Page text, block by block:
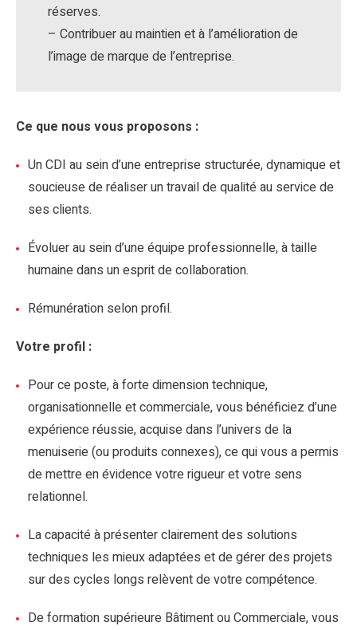
réserves.
– Contribuer au maintien et à l’amélioration de
l’image de marque de l’entreprise.
Ce que nous vous proposons :
Un CDI au sein d’une entreprise structurée, dynamique et
soucieuse de réaliser un travail de qualité au service de
ses clients.
Évoluer au sein d’une équipe professionnelle, à taille
humaine dans un esprit de collaboration.
Rémunération selon profil.
Votre profil :
Pour ce poste, à forte dimension technique,
organisationnelle et commerciale, vous bénéficiez d’une
expérience réussie, acquise dans l’univers de la
menuiserie (ou produits connexes), ce qui vous a permis
de mettre en évidence votre rigueur et votre sens
relationnel.
La capacité à présenter clairement des solutions
techniques les mieux adaptées et de gérer des projets
sur des cycles longs relèvent de votre compétence.
De formation supérieure Bâtiment ou Commerciale, vous